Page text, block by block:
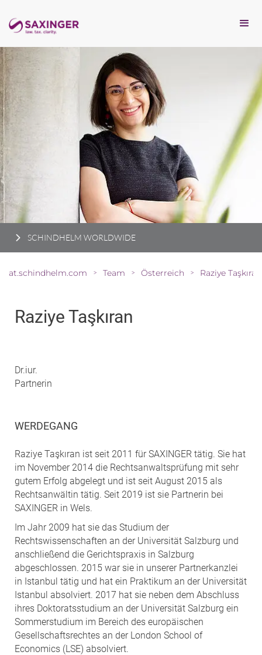
SCHINDHELM WORLDWIDE
at.schindhelm.com > Team > Österreich > Raziye Taşkıran
Raziye Taşkıran
Dr.iur.
Partnerin
WERDEGANG
Raziye Taşkıran ist seit 2011 für SAXINGER tätig. Sie hat
im November 2014 die Rechtsanwaltsprüfung mit sehr
gutem Erfolg abgelegt und ist seit August 2015 als
Rechtsanwältin tätig. Seit 2019 ist sie Partnerin bei
SAXINGER in Wels.
Im Jahr 2009 hat sie das Studium der
Rechtswissenschaften an der Universität Salzburg und
anschließend die Gerichtspraxis in Salzburg
abgeschlossen. 2015 war sie in unserer Partnerkanzlei
in Istanbul tätig und hat ein Praktikum an der Universität
Istanbul absolviert. 2017 hat sie neben dem Abschluss
ihres Doktoratsstudium an der Universität Salzburg ein
Sommerstudium im Bereich des europäischen
Gesellschaftsrechtes an der London School of
Economics (LSE) absolviert.